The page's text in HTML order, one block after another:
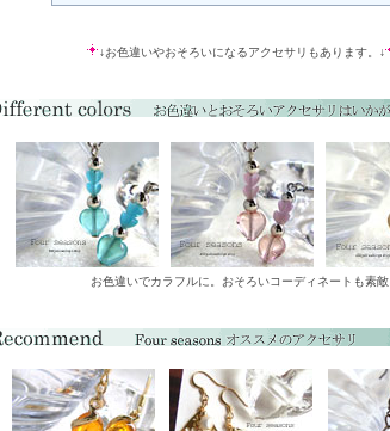
↓お色違いやおそろいになるアクセサリもあります。↓
お色違いでカラフルに。おそろいコーディネートも素敵